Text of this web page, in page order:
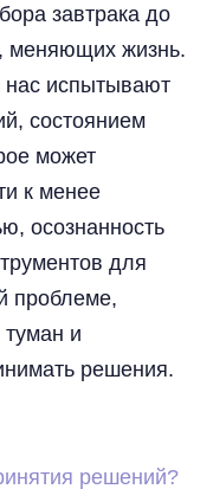
завтрака до
меняющих жизнь.
нас испытывают
состоянием
может
к менее
осознанность
для
проблеме,
туман и
решения.
решений?